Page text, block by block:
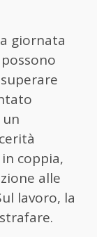
giornata
coppia,
alle
lavoro, la